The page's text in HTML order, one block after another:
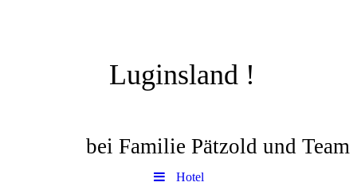
Luginsland !
bei Familie Pätzold und Team
Hotel